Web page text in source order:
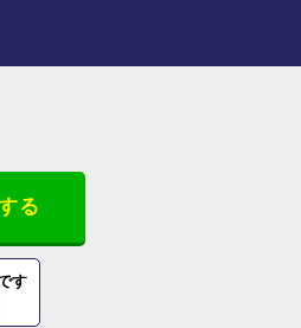
る
す